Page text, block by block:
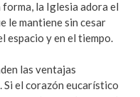
la Iglesia adora el
le mantiene sin cesar
espacio y en el tiempo.
las ventajas
Si el corazón eucarístico